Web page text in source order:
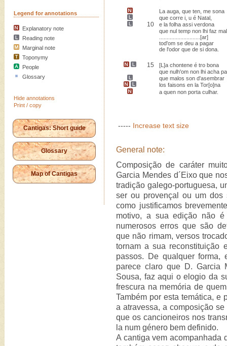
Legend for annotations
Explanatory note
Reading note
Marginal note
Toponymy
People
Glossary
Hide annotations
Print / copy
Cantigas: Short guide
Glossary
Map of Cantigas
La auga, que ten, me sona
que corre i, u é Natal
10
e la folha assi verdona
que nul temp non lhi faz
...........................[ar]
tod'om se deu a pagar
de l'odor que de si dona.
15
[L]a chontene é tro bona
que nulh'om non lhi acha
que malos son d'asembrar
los faisons en la Tor[o]na
a quen non porta culhar.
----- Increase text size
General note:
Composição de caráter
Garcia Mendes d´Eixo que
tradição galego-portuguesa,
ser ou provençal ou um dos
como justificamos
motivo, a sua edição não
numerosos erros que são
que não rimam, versos
tornam a sua reconstituição
passos. De qualquer forma,
parece claro que D. Garcia
Sousa, faz aqui o elogio da
frescura na memória de
Também por esta temática, e
a atravessa, a composição
que os cancioneiros nos
la num género bem definido.
A cantiga vem acompanhada